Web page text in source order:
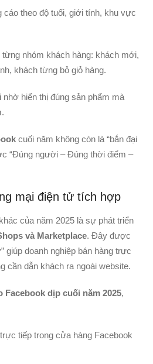
cáo theo độ tuổi, giới tính, khu vực
nhóm khách hàng: khách mới,
khách từng bỏ giỏ hàng.
nhờ hiển thị đúng sản phẩm mà
cuối năm không còn là “bắn đại
“Đúng người – Đúng thời điểm –
mại điện tử tích hợp
của năm 2025 là sự phát triển
và Marketplace. Đây được
giúp doanh nghiệp bán hàng trực
cần dẫn khách ra ngoài website.
Facebook dịp cuối năm 2025,
tiếp trong cửa hàng Facebook